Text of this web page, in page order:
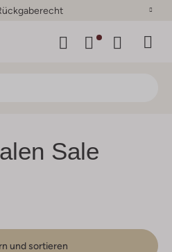
Sale
und sortieren